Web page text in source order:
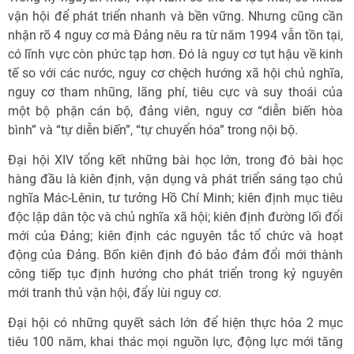
vận hội để phát triển nhanh và bền vững. Nhưng cũng cần
nhận rõ 4 nguy cơ mà Đảng nêu ra từ năm 1994 vẫn tồn tại,
có lĩnh vực còn phức tạp hơn. Đó là nguy cơ tụt hậu về kinh
tế so với các nước, nguy cơ chệch hướng xã hội chủ nghĩa,
nguy cơ tham nhũng, lãng phí, tiêu cực và suy thoái của
một bộ phận cán bộ, đảng viên, nguy cơ “diễn biến hòa
bình” và “tự diễn biến”, “tự chuyển hóa” trong nội bộ.
Đại hội XIV tổng kết những bài học lớn, trong đó bài học
hàng đầu là kiên định, vận dụng và phát triển sáng tạo chủ
nghĩa Mác-Lênin, tư tưởng Hồ Chí Minh; kiên định mục tiêu
độc lập dân tộc và chủ nghĩa xã hội; kiên định đường lối đổi
mới của Đảng; kiên định các nguyên tắc tổ chức và hoạt
động của Đảng. Bốn kiên định đó bảo đảm đổi mới thành
công tiếp tục định hướng cho phát triển trong kỷ nguyên
mới tranh thủ vận hội, đẩy lùi nguy cơ.
Đại hội có những quyết sách lớn để hiện thực hóa 2 mục
tiêu 100 năm, khai thác mọi nguồn lực, động lực mới tăng